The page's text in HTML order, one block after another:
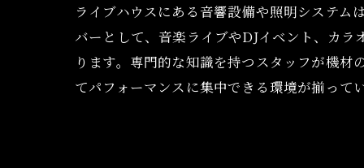
ライブハウスにある音響設備や照明システ
バーとして、音楽ライブやDJイベント、カ
ります。専門的な知識を持つスタッフが機
てパフォーマンスに集中できる環境が揃ってい